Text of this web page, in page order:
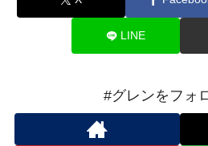
LINE
#グレンをフォ